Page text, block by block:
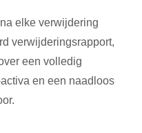
elke verwijdering
verwijderingsrapport,
een volledig
en een naadloos